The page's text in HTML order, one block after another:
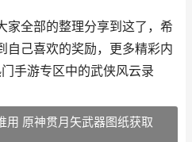
家全部的整理分享到这了，希
自己喜欢的奖励，更多精彩内
手游专区中的武侠风云录
用 原神贯月矢武器图纸获取